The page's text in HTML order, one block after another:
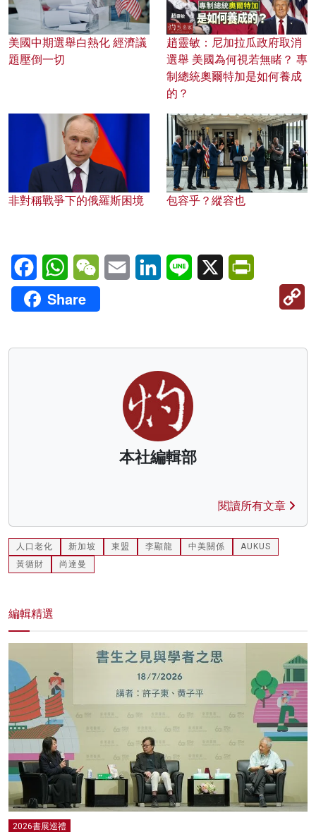
美國中期選舉白熱化 經濟議
題壓倒一切
趙靈敏：尼加拉瓜政府取消
選舉 美國為何視若無睹？ 專
制總統奧爾特加是如何養成
的？
非對稱戰爭下的俄羅斯困境 包容乎？縱容也
FacebookWhatsAppWeChatEmail LinkedInLine X
Share
本社編輯部
閱讀所有文章
人口老化 新加坡 東盟 李顯龍 中美關係
AUKUS
黃循財
尚達曼
編輯精選
2026書展巡禮